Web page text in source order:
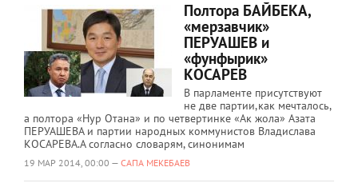
Полтора БАЙБЕКА,
«мерзавчик»
ПЕРУАШЕВ и
«фунфырик»
КОСАРЕВ
В парламенте присутствуют
не две партии,как мечталось,
а полтора «Нур Отана» и по четвертинке «Ак жола» Азата
ПЕРУАШЕВА и партии народных коммунистов Владислава
КОСАРЕВА.А согласно словарям, синонимам
19 МАР 2014, 00:00 — САПА МЕКЕБАЕВ